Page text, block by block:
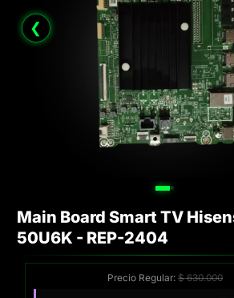
❮
Main Board Smart TV
50U6K - REP-2404
Precio Regular:$630.000